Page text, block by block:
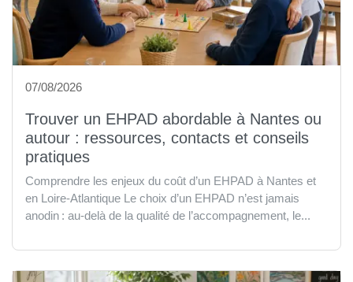
07/08/2026
Trouver un EHPAD abordable à Nantes ou
autour : ressources, contacts et conseils
pratiques
Comprendre les enjeux du coût d’un EHPAD à Nantes et
en Loire-Atlantique Le choix d’un EHPAD n’est jamais
anodin : au-delà de la qualité de l’accompagnement, le...